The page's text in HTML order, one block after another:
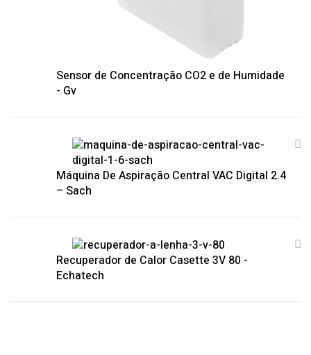
Sensor de Concentração CO2 e de Humidade
- Gv
Máquina De Aspiração Central VAC Digital 2.4
– Sach
Recuperador de Calor Casette 3V 80 -
Echatech